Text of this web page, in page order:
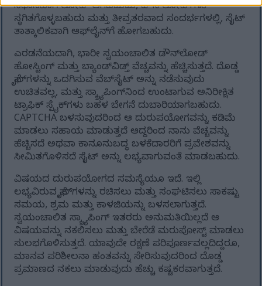
ನಿಧಾನವಾಗಿ ಲೋಡ್ ಆಗಬಹುದು, ಡೌನ್‌ಲೋಡ್‌ಗಳು
ಸ್ಥಗಿತಗೊಳ್ಳಬಹುದು ಮತ್ತು ತೀವ್ರತರವಾದ ಸಂದರ್ಭಗಳಲ್ಲಿ, ಸೈಟ್
ತಾತ್ಕಾಲಿಕವಾಗಿ ಆಫ್‌ಲೈನ್‌ಗೆ ಹೋಗಬಹುದು.
ಎರಡನೆಯದಾಗಿ, ಭಾರೀ ಸ್ವಯಂಚಾಲಿತ ಡೌನ್‌ಲೋಡ್
ಹೋಸ್ಟಿಂಗ್ ಮತ್ತು ಬ್ಯಾಂಡ್‌ವಿಡ್ತ್ ವೆಚ್ಚವನ್ನು ಹೆಚ್ಚಿಸುತ್ತದೆ. ದೊಡ್ಡ
ಫೈಲ್‌ಗಳನ್ನು ಒದಗಿಸುವ ವೆಬ್‌ಸೈಟ್ ಅನ್ನು ನಡೆಸುವುದು
ಉಚಿತವಲ್ಲ, ಮತ್ತು ಸ್ಕ್ರ್ಯಾಪಿಂಗ್‌ನಿಂದ ಉಂಟಾಗುವ ಅನಿರೀಕ್ಷಿತ
ಟ್ರಾಫಿಕ್ ಸ್ಪೈಕ್‌ಗಳು ಬಹಳ ಬೇಗನೆ ದುಬಾರಿಯಾಗಬಹುದು.
CAPTCHA ಬಳಸುವುದರಿಂದ ಆ ದುರುಪಯೋಗವನ್ನು ಕಡಿಮೆ
ಮಾಡಲು ಸಹಾಯ ಮಾಡುತ್ತದೆ ಆದ್ದರಿಂದ ನಾನು ವೆಚ್ಚವನ್ನು
ಹೆಚ್ಚಿಸದೆ ಅಥವಾ ಕಾನೂನುಬದ್ಧ ಬಳಕೆದಾರರಿಗೆ ಪ್ರವೇಶವನ್ನು
ಸೀಮಿತಗೊಳಿಸದೆ ಸೈಟ್ ಅನ್ನು ಲಭ್ಯವಾಗುವಂತೆ ಮಾಡಬಹುದು.
ವಿಷಯದ ದುರುಪಯೋಗದ ಸಮಸ್ಯೆಯೂ ಇದೆ. ಇಲ್ಲಿ
ಲಭ್ಯವಿರುವ ಫೈಲ್‌ಗಳನ್ನು ರಚಿಸಲು ಮತ್ತು ಸಂಘಟಿಸಲು ಸಾಕಷ್ಟು
ಸಮಯ, ಶ್ರಮ ಮತ್ತು ಕಾಳಜಿಯನ್ನು ಬಳಸಲಾಗುತ್ತದೆ.
ಸ್ವಯಂಚಾಲಿತ ಸ್ಕ್ರ್ಯಾಪಿಂಗ್ ಇತರರು ಅನುಮತಿಯಿಲ್ಲದೆ ಆ
ವಿಷಯವನ್ನು ನಕಲಿಸಲು ಮತ್ತು ಬೇರೆಡೆ ಮರುಪೋಸ್ಟ್ ಮಾಡಲು
ಸುಲಭಗೊಳಿಸುತ್ತದೆ. ಯಾವುದೇ ರಕ್ಷಣೆ ಪರಿಪೂರ್ಣವಲ್ಲದಿದ್ದರೂ,
ಮಾನವ ಪರಿಶೀಲನಾ ಹಂತವನ್ನು ಸೇರಿಸುವುದರಿಂದ ದೊಡ್ಡ
ಪ್ರಮಾಣದ ನಕಲು ಮಾಡುವುದು ಹೆಚ್ಚು ಕಷ್ಟಕರವಾಗುತ್ತದೆ.